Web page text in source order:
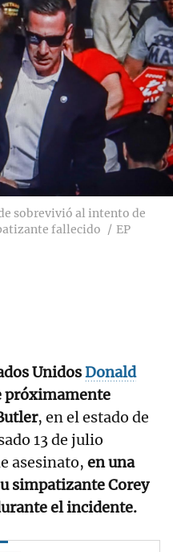
sobrevivió al intento de
fallecido
EP
UnidosDonald
próximamente
, en el estado de
13 de julio
asesinato, en una
simpatizante Corey
el incidente.